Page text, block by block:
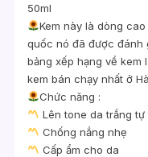
50ml
Kem này là dòng
quốc nó đã được đánh
bảng xếp hạng về kem
kem bán chạy nhất ở
Chức năng :
Lên tone da trắng tự
Chống nắng nhẹ
Cấp ẩm cho da